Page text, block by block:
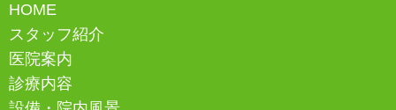
HOME
スタッフ紹介
医院案内
診療内容